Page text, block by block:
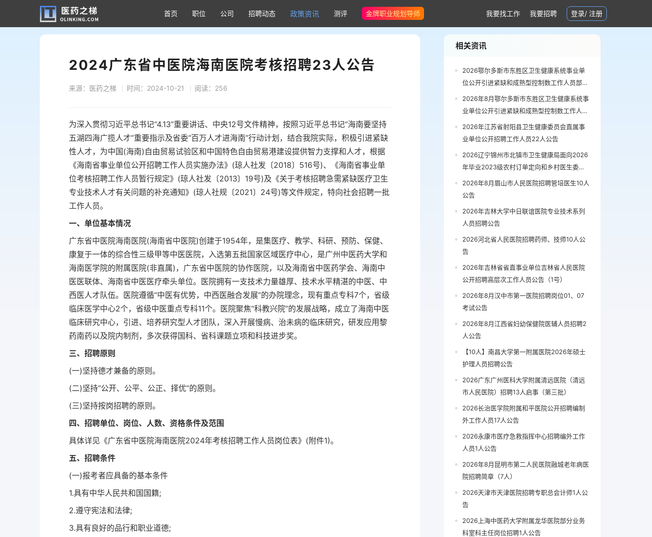
首页 职位 公司 招聘动态 政策资讯 测评 金牌职业规划导师 我要找工作 我要招聘 登录/ 注册
2024广东省中医院海南医院考核招聘23人公告
来源：医药之梯 时间：2024-10-21 阅读：256
为深入贯彻习近平总书记“4.13”重要讲话、中央12号文件精神，按照习近平总书记“海南要坚持
五湖四海广揽人才”重要指示及省委“百万人才进海南”行动计划，结合我院实际，积极引进紧缺
性人才，为中国(海南)自由贸易试验区和中国特色自由贸易港建设提供智力支撑和人才，根据
《海南省事业单位公开招聘工作人员实施办法》(琼人社发〔2018〕516号)、《海南省事业单
位考核招聘工作人员暂行规定》(琼人社发〔2013〕19号)及《关于考核招聘急需紧缺医疗卫生
专业技术人才有关问题的补充通知》(琼人社规〔2021〕24号)等文件规定，特向社会招聘一批
工作人员。
一、单位基本情况
广东省中医院海南医院(海南省中医院)创建于1954年，是集医疗、教学、科研、预防、保健、
康复于一体的综合性三级甲等中医医院，入选第五批国家区域医疗中心，是广州中医药大学和
海南医学院的附属医院(非直属)，广东省中医院的协作医院，以及海南省中医药学会、海南中
医医联体、海南省中医医疗牵头单位。医院拥有一支技术力量雄厚、技术水平精湛的中医、中
西医人才队伍。医院遵循“中医有优势，中西医融合发展”的办院理念，现有重点专科7个，省级
临床医学中心2个，省级中医重点专科11个。医院聚焦“科教兴院”的发展战略，成立了海南中医
临床研究中心，引进、培养研究型人才团队，深入开展慢病、治未病的临床研究，研发应用黎
药南药以及院内制剂，多次获得国科、省科课题立项和科技进步奖。
三、招聘原则
(一)坚持德才兼备的原则。
(二)坚持“公开、公平、公正、择优”的原则。
(三)坚持按岗招聘的原则。
四、招聘单位、岗位、人数、资格条件及范围
具体详见《广东省中医院海南医院2024年考核招聘工作人员岗位表》(附件1)。
五、招聘条件
(一)报考者应具备的基本条件
1.具有中华人民共和国国籍;
2.遵守宪法和法律;
3.具有良好的品行和职业道德;
相关资讯
2026鄂尔多斯市东胜区卫生健康系统事业单
位公开引进紧缺和成熟型控制数工作人员部分
岗位拟聘用人员公示公告
2026年8月鄂尔多斯市东胜区卫生健康系统事
业单位公开引进紧缺和成熟型控制数工作人员
部分岗位拟聘用人员公示公告
2026年江苏省射阳县卫生健康委员会直属事
业单位公开招聘工作人员22人公告
2026辽宁锦州市北镇市卫生健康局面向2026
年毕业2023级农村订单定向和乡村医生委托
定向培养医学生招聘5人公告
2026年8月眉山市人民医院招聘管培医生10人
公告
2026年吉林大学中日联谊医院专业技术系列
人员招聘公告
2026河北省人民医院招聘药师、技师10人公
告
2026年吉林省省直事业单位吉林省人民医院
公开招聘高层次工作人员公告（1号）
2026年8月汉中市第一医院招聘岗位01、07
考试公告
2026年8月江西省妇幼保健院医辅人员招聘2
人公告
【10人】南昌大学第一附属医院2026年硕士
护理人员招聘公告
2026广东广州医科大学附属清远医院（清远
市人民医院）招聘13人启事（第三批）
2026长治医学院附属和平医院公开招聘编制
外工作人员17人公告
2026永康市医疗急救指挥中心招聘编外工作
人员1人公告
2026年8月昆明市第二人民医院融城老年病医
院招聘简章（7人）
2026天津市天津医院招聘专职总会计师1人公
告
2026上海中医药大学附属龙华医院部分业务
科室科主任岗位招聘1人公告